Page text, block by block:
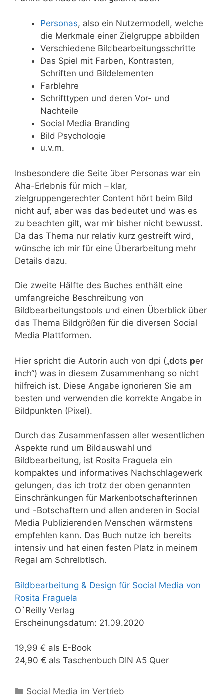
Personas, also ein Nutzermodell, welche
die Merkmale einer Zielgruppe abbilden
Verschiedene Bildbearbeitungsschritte
Das Spiel mit Farben, Kontrasten,
Schriften und Bildelementen
Farblehre
Schrifttypen und deren Vor- und
Nachteile
Social Media Branding
Bild Psychologie
u.v.m.
Insbesondere die Seite über Personas war ein
Aha-Erlebnis für mich – klar,
zielgruppengerechter Content hört beim Bild
nicht auf, aber was das bedeutet und was es
zu beachten gilt, war mir bisher nicht bewusst.
Da das Thema nur relativ kurz gestreift wird,
wünsche ich mir für eine Überarbeitung mehr
Details dazu.
Die zweite Hälfte des Buches enthält eine
umfangreiche Beschreibung von
Bildbearbeitungstools und einen Überblick über
das Thema Bildgrößen für die diversen Social
Media Plattformen.
Hier spricht die Autorin auch von dpi („dots per
inch“) was in diesem Zusammenhang so nicht
hilfreich ist. Diese Angabe ignorieren Sie am
besten und verwenden die korrekte Angabe in
Bildpunkten (Pixel).
Durch das Zusammenfassen aller wesentlichen
Aspekte rund um Bildauswahl und
Bildbearbeitung, ist Rosita Fraguela ein
kompaktes und informatives Nachschlagewerk
gelungen, das ich trotz der oben genannten
Einschränkungen für Markenbotschafterinnen
und -Botschaftern und allen anderen in Social
Media Publizierenden Menschen wärmstens
empfehlen kann. Das Buch nutze ich bereits
intensiv und hat einen festen Platz in meinem
Regal am Schreibtisch.
Bildbearbeitung & Design für Social Media von
Rosita Fraguela
O`Reilly Verlag
Erscheinungsdatum: 21.09.2020
19,99 € als E-Book
24,90 € als Taschenbuch DIN A5 Quer
Kategorien
Social Media im Vertrieb